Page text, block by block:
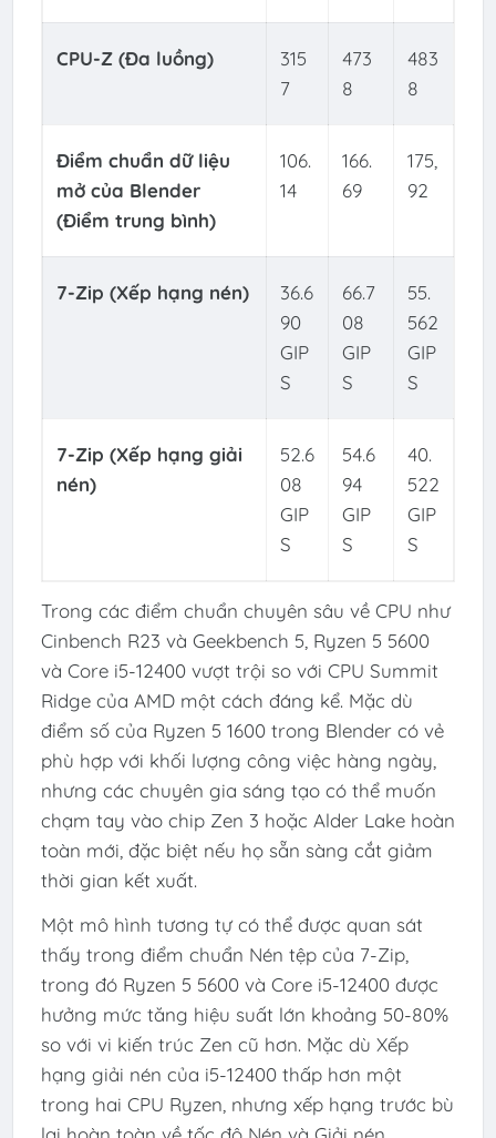
CPU-Z (Đa luồng)
315
7
473
8
483
8
Điểm chuẩn dữ liệu
mở của Blender
(Điểm trung bình)
106.
14
166.
69
175,
92
7-Zip (Xếp hạng nén)
36.6
90
GIP
S
66.7
08
GIP
S
55.
562
GIP
S
7-Zip (Xếp hạng giải
nén)
52.6
08
GIP
S
54.6
94
GIP
S
40.
522
GIP
S
Trong các điểm chuẩn chuyên sâu về CPU như
Cinbench R23 và Geekbench 5, Ryzen 5 5600
và Core i5-12400 vượt trội so với CPU Summit
Ridge của AMD một cách đáng kể. Mặc dù
điểm số của Ryzen 5 1600 trong Blender có vẻ
phù hợp với khối lượng công việc hàng ngày,
nhưng các chuyên gia sáng tạo có thể muốn
chạm tay vào chip Zen 3 hoặc Alder Lake hoàn
toàn mới, đặc biệt nếu họ sẵn sàng cắt giảm
thời gian kết xuất.
Một mô hình tương tự có thể được quan sát
thấy trong điểm chuẩn Nén tệp của 7-Zip,
trong đó Ryzen 5 5600 và Core i5-12400 được
hưởng mức tăng hiệu suất lớn khoảng 50-80%
so với vi kiến ​​trúc Zen cũ hơn. Mặc dù Xếp
hạng giải nén của i5-12400 thấp hơn một
trong hai CPU Ryzen, nhưng xếp hạng trước bù